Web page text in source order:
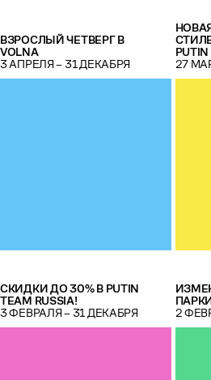
ВЗРОСЛЫЙ ЧЕТВЕРГ В
VOLNA
3 АПРЕЛЯ – 31 ДЕКАБРЯ
27
СКИДКИ ДО 30% В PUTIN
TEAM RUSSIA!
3 ФЕВРАЛЯ – 31 ДЕКАБРЯ
2